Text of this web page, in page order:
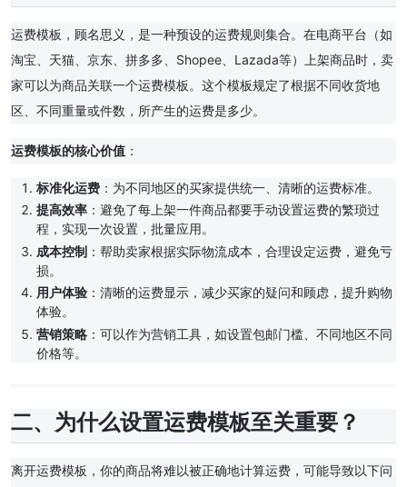
运费模板，顾名思义，是一种预设的运费规则集合。在电商平台（如
淘宝、天猫、京东、拼多多、Shopee、Lazada等）上架商品时，卖
家可以为商品关联一个运费模板。这个模板规定了根据不同收货地
区、不同重量或件数，所产生的运费是多少。
运费模板的核心价值 ：
标准化运费 ：为不同地区的买家提供统一、清晰的运费标准。
提高效率 ：避免了每上架一件商品都要手动设置运费的繁琐过
程，实现一次设置，批量应用。
成本控制 ：帮助卖家根据实际物流成本，合理设定运费，避免亏
损。
用户体验 ：清晰的运费显示，减少买家的疑问和顾虑，提升购物
体验。
营销策略 ：可以作为营销工具，如设置包邮门槛、不同地区不同
价格等。
二、为什么设置运费模板至关重要？
离开运费模板，你的商品将难以被正确地计算运费，可能导致以下问